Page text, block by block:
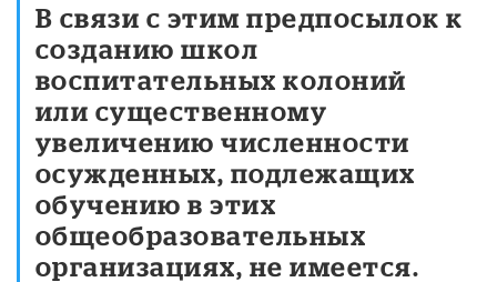
В связи с этим предпосылок к
созданию школ
воспитательных колоний
или существенному
увеличению численности
осужденных, подлежащих
обучению в этих
общеобразовательных
организациях, не имеется.